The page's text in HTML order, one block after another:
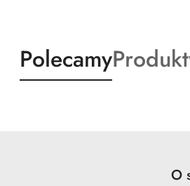
Produkty
o
Polecamy
o
O